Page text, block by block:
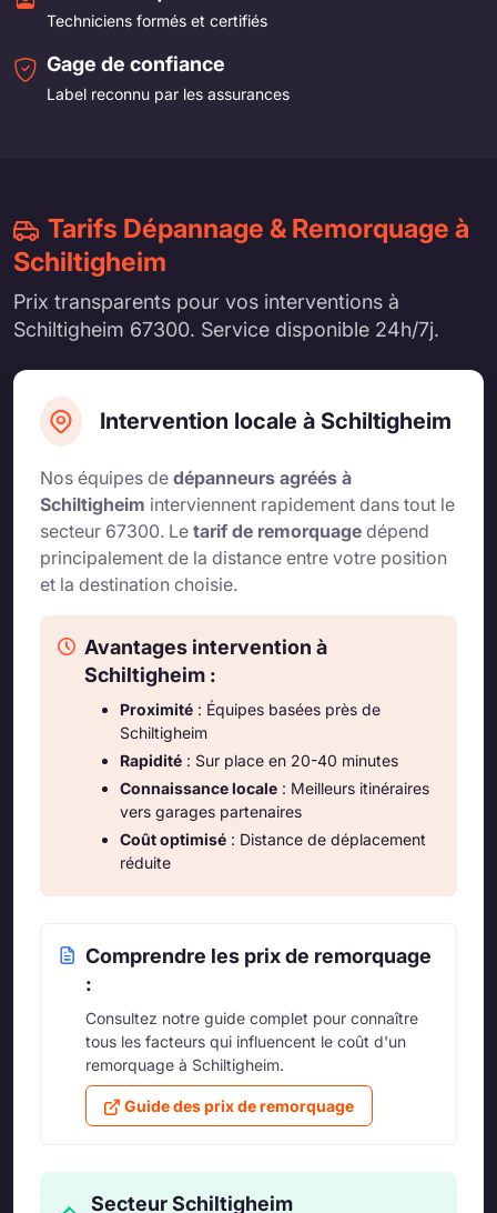
Techniciens formés et certifiés
Gage de confiance
Label reconnu par les assurances
Tarifs Dépannage & Remorquage à
Schiltigheim
Prix transparents pour vos interventions à
Schiltigheim 67300. Service disponible 24h/7j.
Intervention locale à Schiltigheim
Nos équipes de dépanneurs agréés à
Schiltigheim interviennent rapidement dans tout le
secteur 67300. Le tarif de remorquage dépend
principalement de la distance entre votre position
et la destination choisie.
Avantages intervention à
Schiltigheim :
Proximité : Équipes basées près de
Schiltigheim
Rapidité : Sur place en 20-40 minutes
Connaissance locale : Meilleurs itinéraires
vers garages partenaires
Coût optimisé : Distance de déplacement
réduite
Comprendre les prix de remorquage
:
Consultez notre guide complet pour connaître
tous les facteurs qui influencent le coût d'un
remorquage à Schiltigheim.
Guide des prix de remorquage
Secteur Schiltigheim